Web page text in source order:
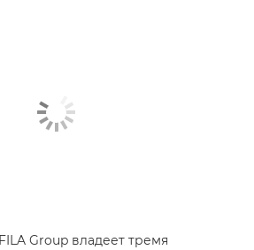
Group владеет тремя